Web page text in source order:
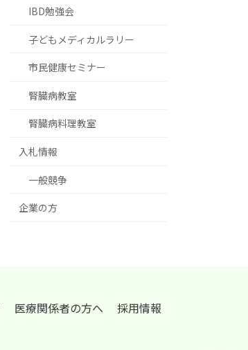
IBD勉強会
子どもメディカルラリー
市民健康セミナー
腎臓病教室
腎臓病料理教室
入札情報
一般競争
企業の方
医療関係者の方へ 採用情報